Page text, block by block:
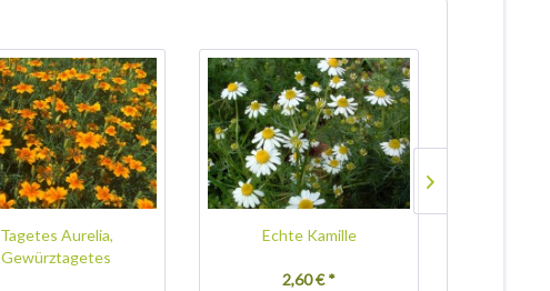
Tagetes Aurelia,
Gewürztagetes
Echte Kamille
2,60 € *